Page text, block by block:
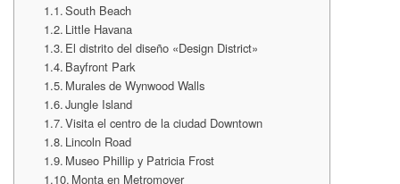
South Beach
Little Havana
El distrito del diseño «Design District»
Bayfront Park
Murales de Wynwood Walls
Jungle Island
Visita el centro de la ciudad Downtown
Lincoln Road
Museo Phillip y Patricia Frost
Monta en Metromover